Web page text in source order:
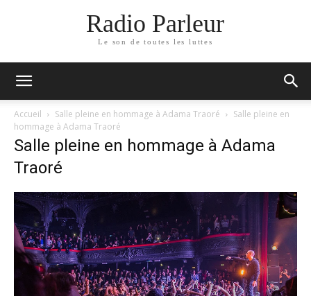
Radio Parleur
Le son de toutes les luttes
Accueil Salle pleine en hommage à Adama Traoré
Salle pleine en
hommage à Adama Traoré
Salle pleine en hommage à Adama
Traoré